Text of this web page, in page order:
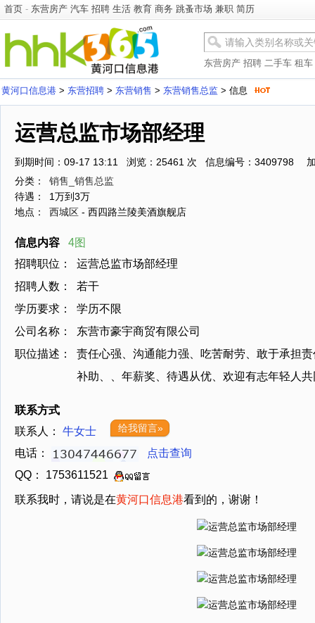
首页 - 东营房产 汽车 招聘 生活 教育 商务 跳蚤市场 兼职 简历
东营房产 招聘 二手车 租车
黄河口信息港 > 东营招聘 > 东营销售 > 东营销售总监 > 信息
运营总监市场部经理
到期时间：09-17 13:11 浏览：25461 次 信息编号：3409798
分类：
销售_销售总监
待遇：
1万到3万
地点：
西城区 - 西四路兰陵美酒旗舰店
信息内容 4图
招聘职位：
运营总监市场部经理
招聘人数：
若干
学历要求：
学历不限
公司名称：
东营市豪宇商贸有限公司
职位描述：
责任心强、沟通能力强、吃苦耐劳、敢于承担
补助、、年薪奖、待遇从优、欢迎有志年轻人共
联系方式
联系人： 牛女士 给我留言»
电话：
点击查询
QQ： 1753611521
联系我时，请说是在黄河口信息港看到的，谢谢！